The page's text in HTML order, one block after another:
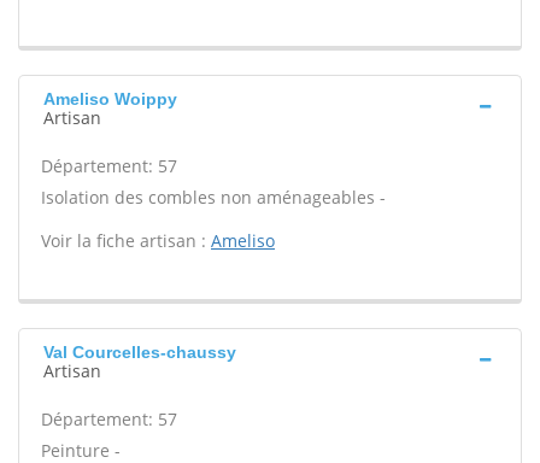
Ameliso Woippy
Artisan
Département: 57
Isolation des combles non aménageables -
Voir la fiche artisan : Ameliso
Val Courcelles-chaussy
Artisan
Département: 57
Peinture -